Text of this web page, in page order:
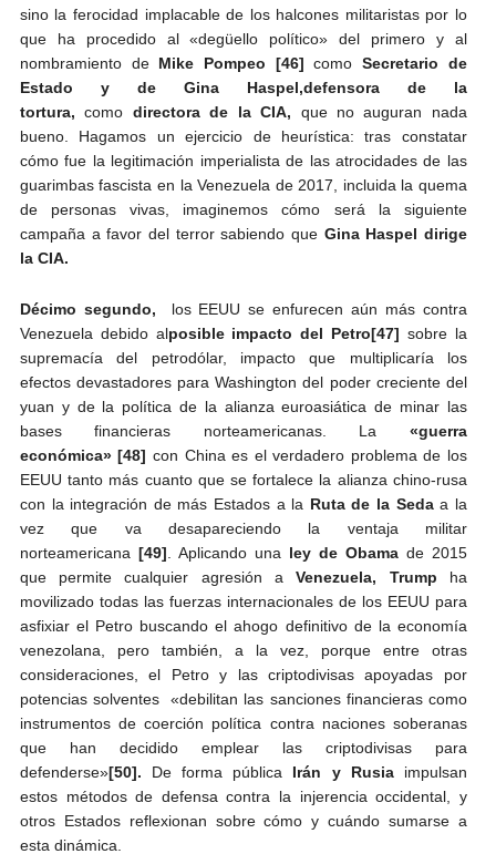
sino la ferocidad implacable de los halcones militaristas por lo
que ha procedido al «degüello político» del primero y al
nombramiento de Mike Pompeo [46]como Secretario de
Estado y de Gina Haspel,defensora de la
tortura,como directora de la CIA, que no auguran nada
bueno. Hagamos un ejercicio de heurística: tras constatar
cómo fue la legitimación imperialista de las atrocidades de las
guarimbas fascista en la Venezuela de 2017, incluida la quema
de personas vivas, imaginemos cómo será la siguiente
campaña a favor del terror sabiendo que Gina Haspel dirige
la CIA.
Décimo segundo, los EEUU se enfurecen aún más contra
Venezuela debido alposible impacto del Petro[47] sobre la
supremacía del petrodólar, impacto que multiplicaría los
efectos devastadores para Washington del poder creciente del
yuan y de la política de la alianza euroasiática de minar las
bases financieras norteamericanas. La «guerra
económica»[48] con China es el verdadero problema de los
EEUU tanto más cuanto que se fortalece la alianza chino-rusa
con la integración de más Estados a la Ruta de la Sedaa la
vez que va desapareciendo la ventaja militar
norteamericana [49] . Aplicando una ley de Obamade 2015
que permite cualquier agresión aVenezuela, Trump ha
movilizado todas las fuerzas internacionales de los EEUU para
asfixiar el Petro buscando el ahogo definitivo de la economía
venezolana, pero también, a la vez, porque entre otras
consideraciones, el Petro y las criptodivisas apoyadas por
potencias solventes «debilitan las sanciones financieras como
instrumentos de coerción política contra naciones soberanas
que han decidido emplear las criptodivisas para
defenderse»[50]. De forma pública Irán y Rusiaimpulsan
estos métodos de defensa contra la injerencia occidental, y
otros Estados reflexionan sobre cómo y cuándo sumarse a
esta dinámica.